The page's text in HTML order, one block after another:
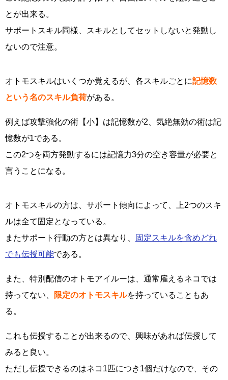
とが出来る。
サポートスキル同様、スキルとしてセットしないと発動し
ないので注意。
オトモスキルはいくつか覚えるが、各スキルごとに記憶数
という名のスキル負荷がある。
例えば攻撃強化の術【小】は記憶数が2、気絶無効の術は記
憶数が1である。
この2つを両方発動するには記憶力3分の空き容量が必要と
言うことになる。
オトモスキルの方は、サポート傾向によって、上2つのスキ
ルは全て固定となっている。
またサポート行動の方とは異なり、
固定スキルを含めどれ
でも伝授可能である。
また、特別配信のオトモアイルーは、通常雇えるネコでは
持ってない、
限定のオトモスキルを持っていることもあ
る。
これも伝授することが出来るので、興味があれば伝授して
みると良い。
ただし伝授できるのはネコ1匹につき1個だけなので、その